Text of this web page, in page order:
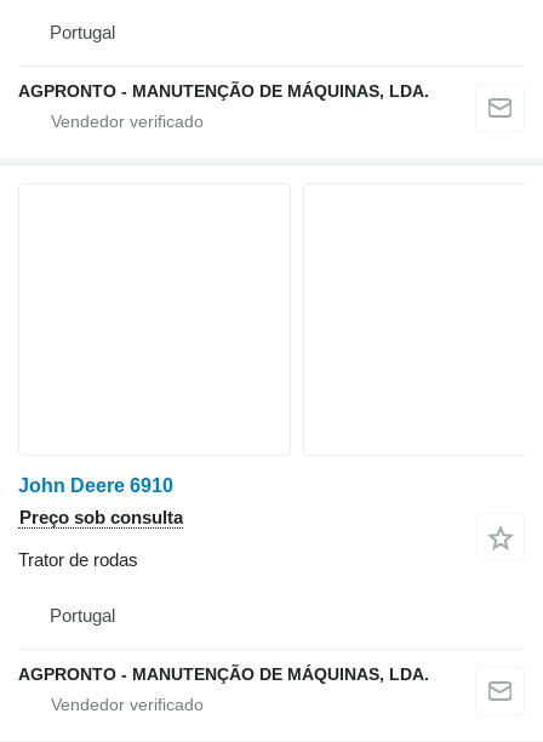
Portugal
AGPRONTO - MANUTENÇÃO DE MÁQUINAS, LDA.
John Deere 6910
Preço sob consulta
Trator de rodas
Portugal
AGPRONTO - MANUTENÇÃO DE MÁQUINAS, LDA.